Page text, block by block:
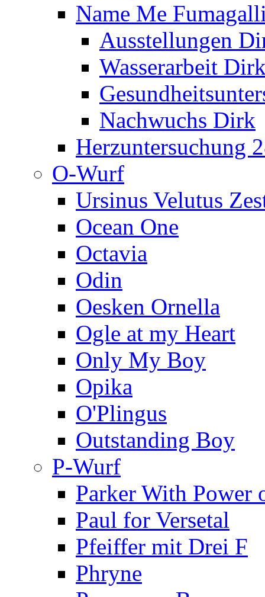
Name Me
Ausstellungen
Wasserarbeit
Nachwuchs Dirk
Herzuntersuchung
O-Wurf
Ursinus Velutus
Ocean One
Octavia
Odin
Oesken Ornella
Ogle at my Heart
Only My Boy
Opika
O'Plingus
Outstanding Boy
P-Wurf
Parker With Power
Paul for Versetal
Pfeiffer mit Drei F
Phryne